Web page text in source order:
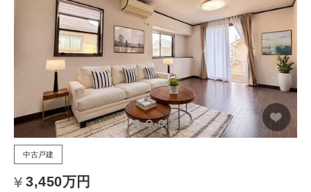
中古戸建
3,450万円